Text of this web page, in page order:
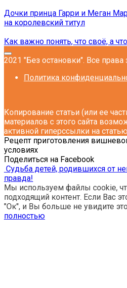
Дочки принца Гарри и Меган
на королевский титул
Как важно понять, что своё, а
2021 "Без остановки". Все
Политика
Копирование статьи (или ее
материалов с этого сайта
активной гиперссылки на статью
Рецепт приготовления
условиях
Поделиться на Facebook
Судьба детей, родившихся от
правда!
Мы используем файлы cookie,
подходящий контент. Если Вас
"Ок", и Вы больше не увидите
полностью